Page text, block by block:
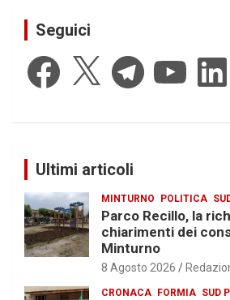
Seguici
Facebook Telegram YouTube LinkedIn
Ultimi articoli
MINTURNO POLITICA
Parco Recillo, la
chiarimenti dei
Minturno
8 Agosto 2026
CRONACA FORMIA SUD